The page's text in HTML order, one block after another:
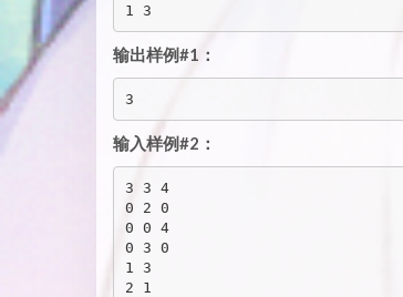
输出样例#1：
输入样例#2：
3 3 4
0 2 0
0 0 4
0 3 0
1 3
2 1